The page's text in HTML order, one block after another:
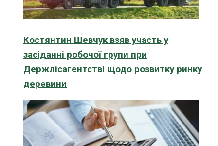
Костянтин Шевчук взяв участь у
засіданні робочої групи при
Держлісагентстві щодо розвитку ринку
деревини